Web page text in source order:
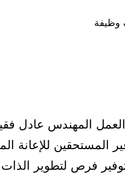
وظيفة
العمل المهندس عادل
فرص لتطوير